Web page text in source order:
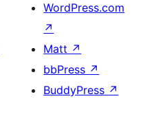
WordPress.com
↗
Matt ↗
bbPress ↗
BuddyPress ↗